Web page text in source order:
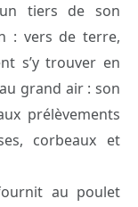
tiers de son
: vers de terre,
s’y trouver en
grand air : son
prélèvements
corbeaux et
au poulet